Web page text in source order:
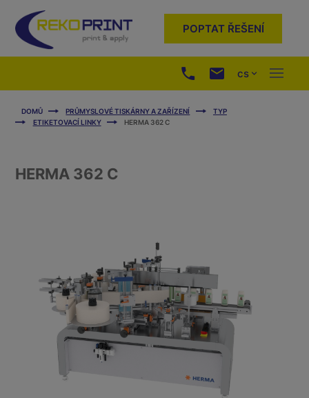
POPTAT ŘEŠENÍ
cs
DOMŮ PRŮMYSLOVÉ TISKÁRNY A ZAŘÍZENÍ
TYP
ETIKETOVACÍ LINKY
HERMA 362 C
HERMA 362 C